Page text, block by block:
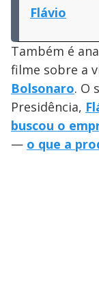
Flávio
Também é
filme sobre a
Bolsonaro. O
Presidência,
buscou o
— o que a